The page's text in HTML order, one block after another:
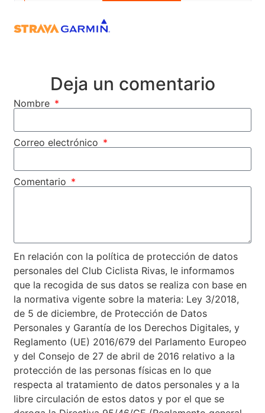
Deja un comentario
Nombre
Correo electrónico
Comentario
En relación con la política de protección de datos
personales del Club Ciclista Rivas, le informamos
que la recogida de sus datos se realiza con base en
la normativa vigente sobre la materia: Ley 3/2018,
de 5 de diciembre, de Protección de Datos
Personales y Garantía de los Derechos Digitales, y
Reglamento (UE) 2016/679 del Parlamento Europeo
y del Consejo de 27 de abril de 2016 relativo a la
protección de las personas físicas en lo que
respecta al tratamiento de datos personales y a la
libre circulación de estos datos y por el que se